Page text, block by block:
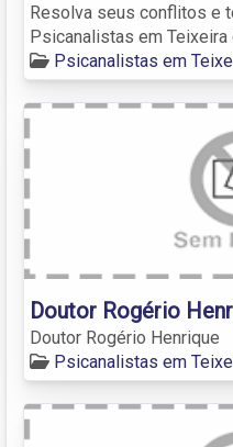
Resolva seus conflitos e
Psicanalistas em Teixeira
Psicanalistas em
Doutor Rogério
Doutor Rogério Henrique
Psicanalistas em